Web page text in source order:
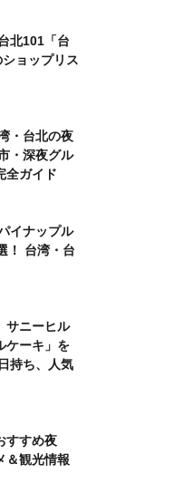
北101「台
ョップリス
・台北の夜
・深夜グル
全ガイド
イナップル
！ 台湾・台
サニーヒル
ケーキ」を
持ち、人気
すすめ夜
＆観光情報